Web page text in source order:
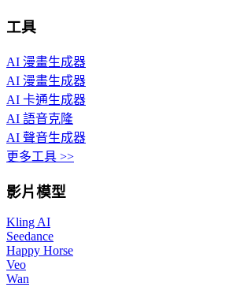
工具
AI 漫畫生成器
AI 漫畫生成器
AI 卡通生成器
AI 語音克隆
AI 聲音生成器
更多工具 >>
影片模型
Kling AI
Seedance
Happy Horse
Veo
Wan